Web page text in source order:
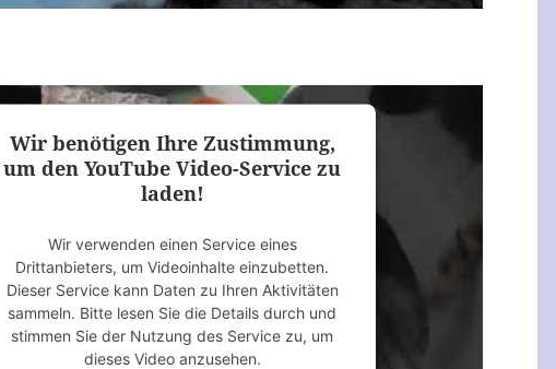
powered byUsercentrics Consent Management
Platform&eRecht24
Wir benötigen Ihre Zustimmung,
um den YouTube Video-Service zu
laden!
Wir verwenden einen Service eines
Drittanbieters, um Videoinhalte einzubetten.
Dieser Service kann Daten zu Ihren Aktivitäten
sammeln. Bitte lesen Sie die Details durch und
stimmen Sie der Nutzung des Service zu, um
dieses Video anzusehen.